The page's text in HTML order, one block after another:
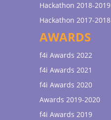
Hackathon 2018-2019
Hackathon 2017-2018
AWARDS
f4i Awards 2022
f4i Awards 2021
f4i Awards 2020
Awards 2019-2020
f4i Awards 2019